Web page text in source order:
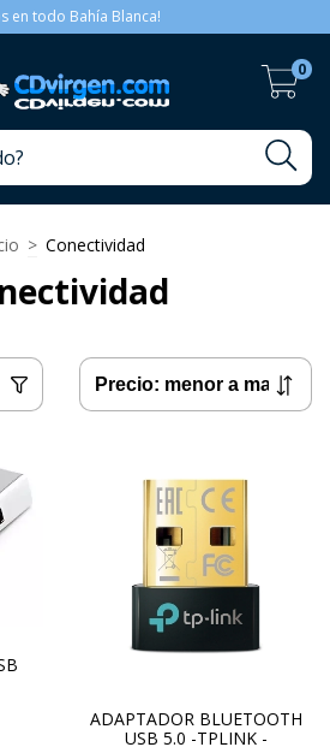
en todo Bahía Blanca!
0
> Conectividad
ADAPTADOR BLUETOOTH
USB 5.0 -TPLINK -